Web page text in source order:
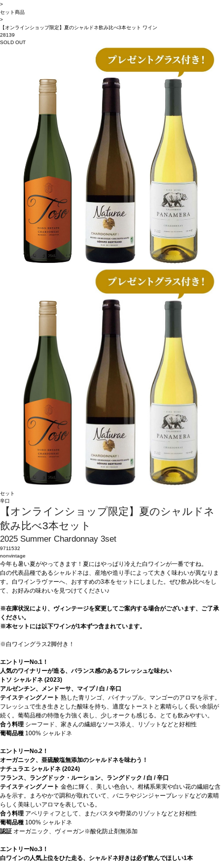
>
セット商品
>
【オンラインショップ限定】夏のシャルドネ飲み比べ3本セット ワイン
28139
SOLD OUT
セット
辛口
【オンラインショップ限定】夏のシャルドネ
飲み比べ3本セット
2025 Summer Chardonnay 3set
9711532
nonvintage
今年も暑い夏がやってきます！夏にはやっぱり冷えた白ワインが一番ですね。
白の代表品種であるシャルドネは、産地や造り手によって大きく味わいが異なりま
す。白ワインラヴァーへ、おすすめの3本をセットにしました。ぜひ飲み比べをし
て、お好みの味わいを見つけてください♪
※在庫状況により、ヴィンテージを変更してご案内する場合がございます、ご了承
ください。
※本セットには以下ワインが1本ずつ含まれています。
※白ワイングラス2脚付き！
エントリーNo.1！
人気のワイナリーが造る、バランス感のあるフレッシュな味わい
トソ シャルドネ (2023)
アルゼンチン、メンドーサ、マイプ / 白 / 辛口
テイスティングノート 熟した青リンゴ、パイナップル、マンゴーのアロマを示す。
フレッシュで生き生きとした酸味を持ち、適度なトーストと素晴らしく長い余韻が
続く。葡萄品種の特徴を力強く表し、少しオークも感じる。とても飲みやすい。
合う料理 シーフード、家きんの繊細なソース添え、リゾットなどと好相性
葡萄品種 100% シャルドネ
エントリーNo.2！
オーガニック、亜硫酸塩無添加のシャルドネを味わう！
ナチュラエ シャルドネ (2024)
フランス、ラングドック・ルーション、ラングドック / 白 / 辛口
テイスティングノート 金色に輝く、美しい色合い。柑橘系果実や白い花の繊細な含
みを示す。まろやかで調和が取れていて、バニラやジンジャーブレッドなどの素晴
らしく美味しいアロマを表している。
合う料理 アペリティフとして、またパスタや野菜のリゾットなどと好相性
葡萄品種 100% シャルドネ
認証 オーガニック、ヴィーガン※酸化防止剤無添加
エントリーNo.3！
白ワインの人気上位をひた走る、シャルドネ好きは必ず飲んでほしい1本